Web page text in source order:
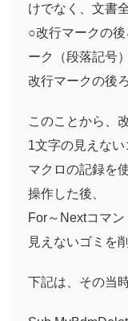
けでなく、文書
○改行マークの
ーク（段落記号
改行マークの後
このことから、
1文字の見えない
マクロの記録を
操作した後、
For～Nextコマン
見えないゴミを
下記は、その当